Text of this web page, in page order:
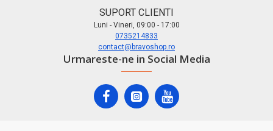
SUPORT CLIENTI
Luni - Vineri, 09:00 - 17:00
0735214833
contact@bravoshop.ro
Urmareste-ne in Social Media